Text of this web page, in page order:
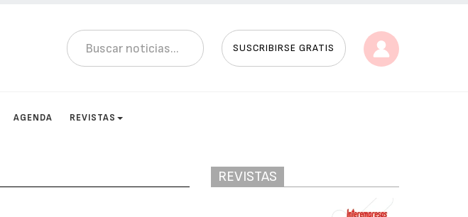
SUSCRIBIRSE GRATIS
AGENDA REVISTAS
REVISTAS